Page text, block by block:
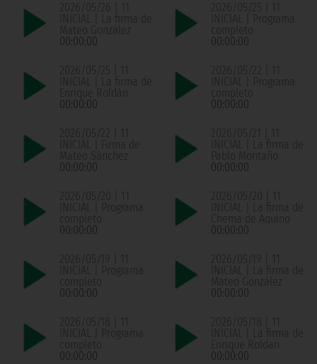
2026/05/26 | 11
INICIAL | La firma de
Mateo González
00:00:00
2026/05/25 | 11
INICIAL | Programa
completo
00:00:00
2026/05/25 | 11
INICIAL | La firma de
Enrique Roldán
00:00:00
2026/05/22 | 11
INICIAL | Programa
completo
00:00:00
2026/05/22 | 11
INICIAL | Firma de
Mateo Sánchez
00:00:00
2026/05/21 | 11
INICIAL | La firma de
Pablo Montaño
00:00:00
2026/05/20 | 11
INICIAL | Programa
completo
00:00:00
2026/05/20 | 11
INICIAL | La firma de
Chema de Aquino
00:00:00
2026/05/19 | 11
INICIAL | Programa
completo
00:00:00
2026/05/19 | 11
INICIAL | La firma de
Mateo González
00:00:00
2026/05/18 | 11
INICIAL | Programa
completo
00:00:00
2026/05/18 | 11
INICIAL | La firma de
Enrique Roldan
00:00:00